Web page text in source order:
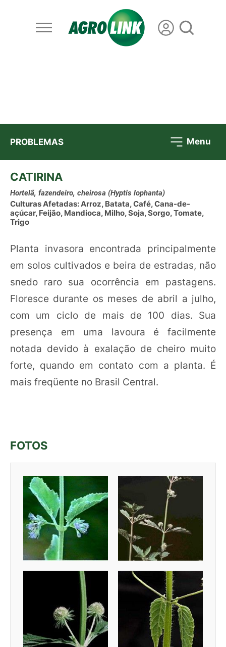
PROBLEMAS Menu
CATIRINA
Hortelã, fazendeiro, cheirosa (Hyptis lophanta)
Culturas Afetadas: Arroz, Batata, Café, Cana-de-
açúcar, Feijão, Mandioca, Milho, Soja, Sorgo, Tomate,
Trigo
Planta invasora encontrada principalmente
em solos cultivados e beira de estradas, não
snedo raro sua ocorrência em pastagens.
Floresce durante os meses de abril a julho,
com um ciclo de mais de 100 dias. Sua
presença em uma lavoura é facilmente
notada devido à exalação de cheiro muito
forte, quando em contato com a planta. É
mais freqüente no Brasil Central.
FOTOS